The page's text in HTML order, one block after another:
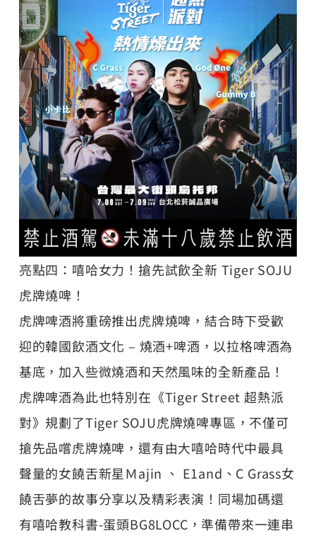
亮點四：嘻哈女力！搶先試飲全新 Tiger SOJU
虎牌燒啤！
虎牌啤酒將重磅推出虎牌燒啤，結合時下受歡
迎的韓國飲酒文化 – 燒酒+啤酒，以拉格啤酒為
基底，加入些微燒酒和天然風味的全新產品！
虎牌啤酒為此也特別在《Tiger Street 超熱派
對》規劃了Tiger SOJU虎牌燒啤專區，不僅可
搶先品嚐虎牌燒啤，還有由大嘻哈時代中最具
聲量的女饒舌新星Ｍajin 、 E1and、C Grass女
饒舌夢的故事分享以及精彩表演！同場加碼還
有嘻哈教科書-蛋頭BG8LOCC，準備帶來一連串